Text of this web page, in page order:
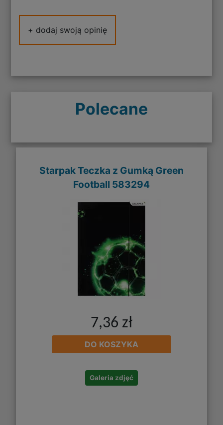
+ dodaj swoją opinię
Polecane
Starpak Teczka z Gumką Green
Football 583294
7,36 zł
DO KOSZYKA
Galeria zdjęć